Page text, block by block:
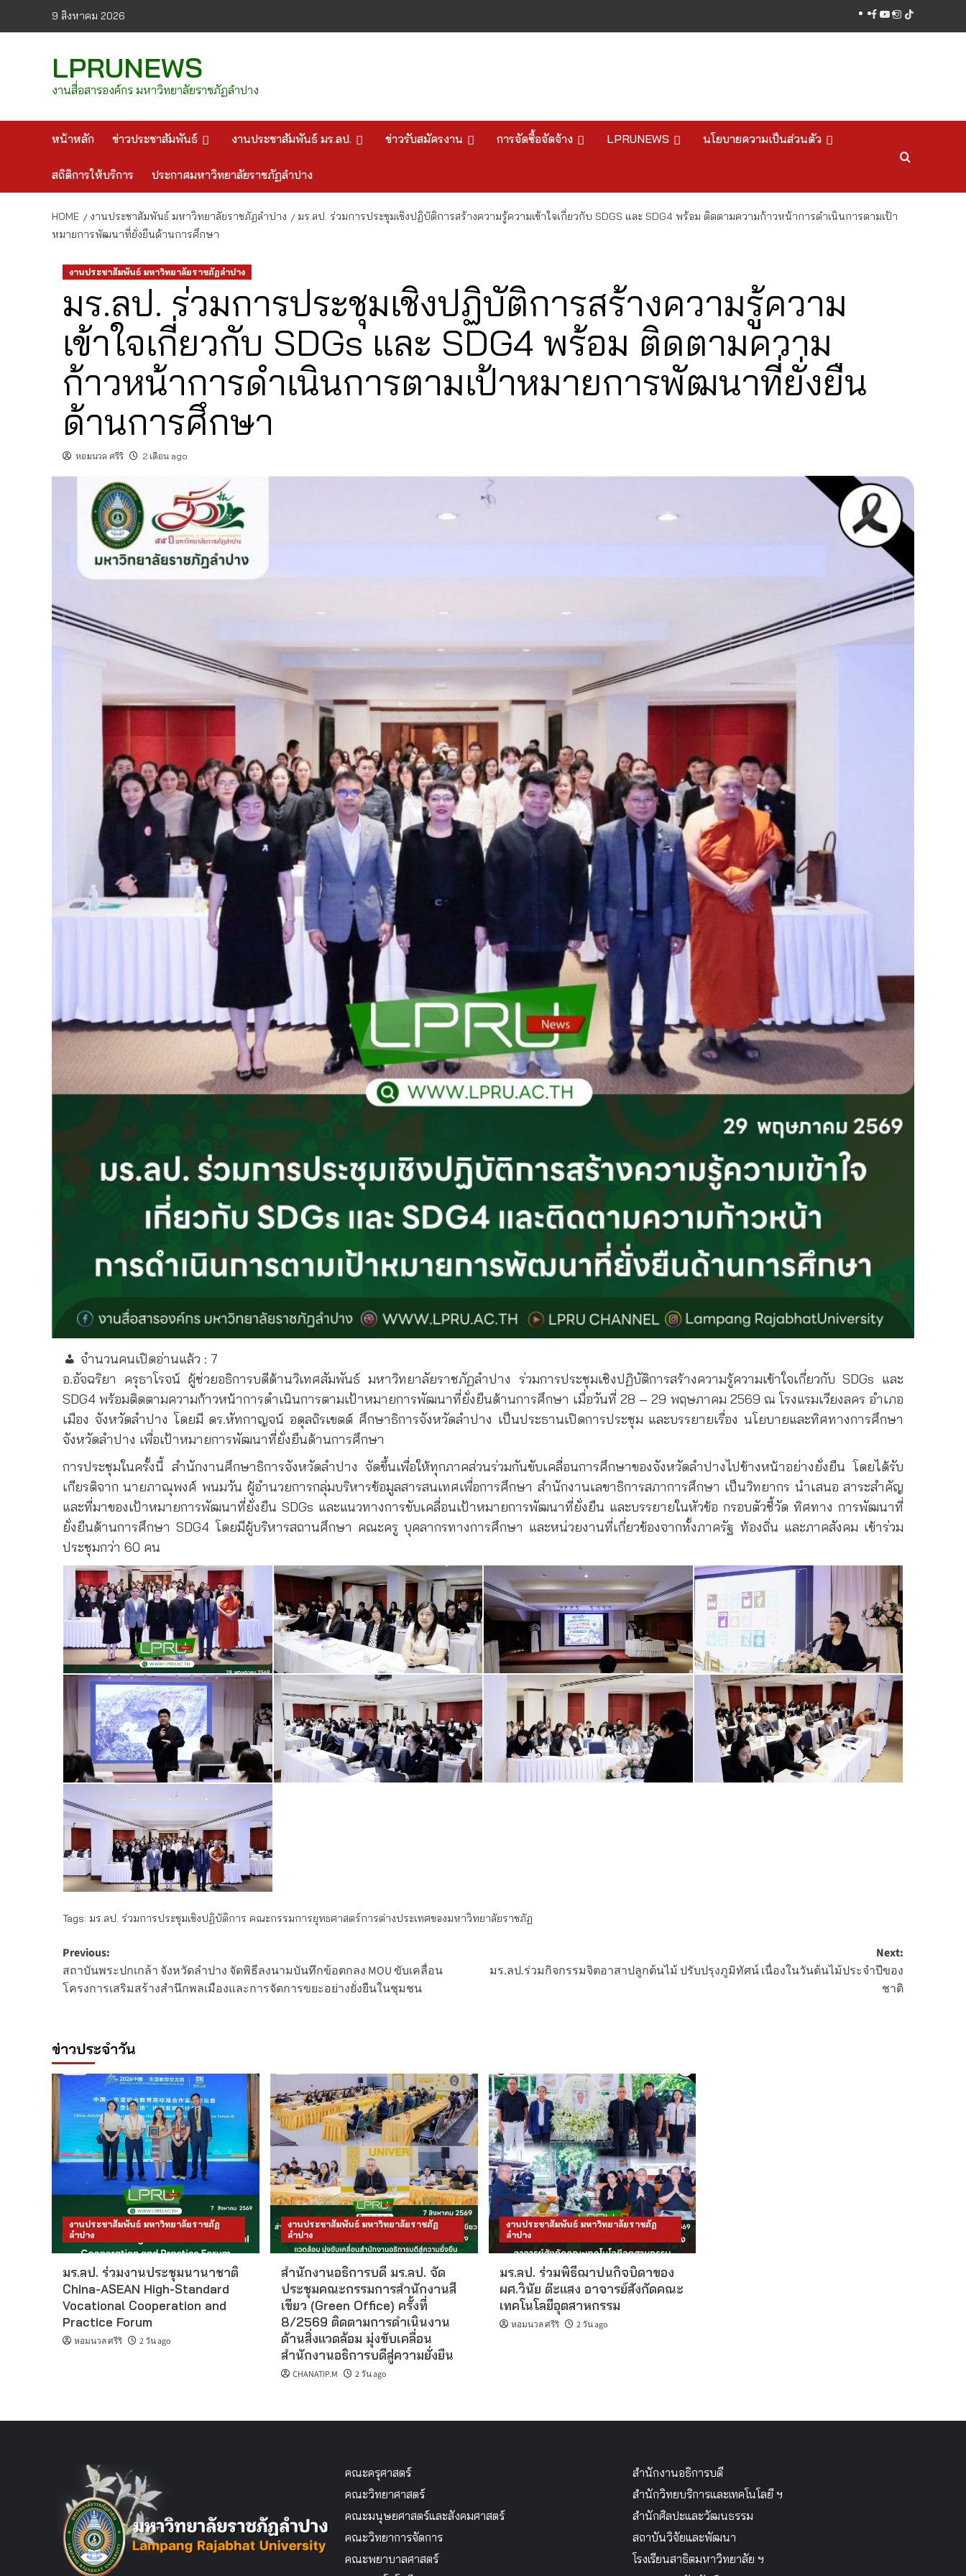
9 สิงหาคม 2026 facebook
youtube
instagram
tiktok
LPRUNEWS
งานสื่อสารองค์กร มหาวิทยาลัยราชภัฏลำปาง
หน้าหลัก ข่าวประชาสัมพันธ์ งานประชาสัมพันธ์ มร.ลป. ข่าวรับสมัครงาน การจัดซื้อจัดจ้าง LPRUNEWS นโยบายความเป็นส่วนตัว
สถิติการให้บริการ ประกาศมหาวิทยาลัยราชภัฏลำปาง
HOME งานประชาสัมพันธ์ มหาวิทยาลัยราชภัฏลำปาง
มร.ลป. ร่วมการประชุมเชิงปฏิบัติการสร้างความรู้ความเข้าใจเกี่ยวกับ SDGS และ SDG4 พร้อม ติดตามความก้าวหน้าการดำเนินการตามเป้า
หมายการพัฒนาที่ยั่งยืนด้านการศึกษา
งานประชาสัมพันธ์ มหาวิทยาลัยราชภัฏลำปาง
มร.ลป. ร่วมการประชุมเชิงปฏิบัติการสร้างความรู้ความ
เข้าใจเกี่ยวกับ SDGs และ SDG4 พร้อม ติดตามความ
ก้าวหน้าการดำเนินการตามเป้าหมายการพัฒนาที่ยั่งยืน
ด้านการศึกษา
หอมนวล ศรีริ 2 เดือน ago
จำนวนคนเปิดอ่านแล้ว : 7
อ.อัจฉริยา ครุธาโรจน์ ผู้ช่วยอธิการบดีด้านวิเทศสัมพันธ์ มหาวิทยาลัยราชภัฏลำปาง ร่วมการประชุมเชิงปฏิบัติการสร้างความรู้ความเข้าใจเกี่ยวกับ SDGs และ
SDG4 พร้อมติดตามความก้าวหน้าการดำเนินการตามเป้าหมายการพัฒนาที่ยั่งยืนด้านการศึกษา เมื่อวันที่ 28 – 29 พฤษภาคม 2569 ณ โรงแรมเวียงลคร อำเภอ
เมือง จังหวัดลำปาง โดยมี ดร.หัทกาญจน์ อดุลถิรเขตต์ ศึกษาธิการจังหวัดลำปาง เป็นประธานเปิดการประชุม และบรรยายเรื่อง นโยบายและทิศทางการศึกษา
จังหวัดลำปาง เพื่อเป้าหมายการพัฒนาที่ยั่งยืนด้านการศึกษา
การประชุมในครั้งนี้ สำนักงานศึกษาธิการจังหวัดลำปาง จัดขึ้นเพื่อให้ทุกภาคส่วนร่วมกันขับเคลื่อนการศึกษาของจังหวัดลำปางไปข้างหน้าอย่างยั่งยืน โดยได้รับ
เกียรติจาก นายภาณุพงศ์ พนมวัน ผู้อำนวยการกลุ่มบริหารข้อมูลสารสนเทศเพื่อการศึกษา สำนักงานเลขาธิการสภาการศึกษา เป็นวิทยากร นำเสนอ สาระสำคัญ
และที่มาของเป้าหมายการพัฒนาที่ยั่งยืน SDGs และแนวทางการขับเคลื่อนเป้าหมายการพัฒนาที่ยั่งยืน และบรรยายในหัวข้อ กรอบตัวชี้วัด ทิศทาง การพัฒนาที่
ยั่งยืนด้านการศึกษา SDG4 โดยมีผู้บริหารสถานศึกษา คณะครู บุคลากรทางการศึกษา และหน่วยงานที่เกี่ยวข้องจากทั้งภาครัฐ ท้องถิ่น และภาคสังคม เข้าร่วม
ประชุมกว่า 60 คน
Tags: มร.ลป. ร่วมการประชุมเชิงปฏิบัติการ คณะกรรมการยุทธศาสตร์การต่างประเทศของมหาวิทยาลัยราชภัฏ
Post
navigation
Previous:
สถาบันพระปกเกล้า จังหวัดลำปาง จัดพิธีลงนามบันทึกข้อตกลง MOU ขับเคลื่อน
โครงการเสริมสร้างสำนึกพลเมืองและการจัดการขยะอย่างยั่งยืนในชุมชน
Next:
มร.ลป.ร่วมกิจกรรมจิตอาสาปลูกต้นไม้ ปรับปรุงภูมิทัศน์ เนื่องในวันต้นไม้ประจำปีของ
ชาติ
ข่าวประจำวัน
งานประชาสัมพันธ์ มหาวิทยาลัยราชภัฏ
ลำปาง
มร.ลป. ร่วมงานประชุมนานาชาติ
China-ASEAN High-Standard
Vocational Cooperation and
Practice Forum
หอมนวล ศรีริ 2 วัน ago
งานประชาสัมพันธ์ มหาวิทยาลัยราชภัฏ
ลำปาง
สำนักงานอธิการบดี มร.ลป. จัด
ประชุมคณะกรรมการสำนักงานสี
เขียว (Green Office) ครั้งที่
8/2569 ติดตามการดำเนินงาน
ด้านสิ่งแวดล้อม มุ่งขับเคลื่อน
สำนักงานอธิการบดีสู่ความยั่งยืน
CHANATIP.M 2 วัน ago
งานประชาสัมพันธ์ มหาวิทยาลัยราชภัฏ
ลำปาง
มร.ลป. ร่วมพิธีฌาปนกิจบิดาของ
ผศ.วินัย ต๊ะแสง อาจารย์สังกัดคณะ
เทคโนโลยีอุตสาหกรรม
หอมนวล ศรีริ 2 วัน ago
คณะครุศาสตร์
คณะวิทยาศาสตร์
คณะมนุษยศาสตร์และสังคมศาสตร์
คณะวิทยาการจัดการ
คณะพยาบาลศาสตร์
สำนักงานอธิการบดี
สำนักวิทยบริการและเทคโนโลยี ฯ
สำนักศิลปะและวัฒนธรรม
สถาบันวิจัยและพัฒนา
โรงเรียนสาธิตมหาวิทยาลัย ฯ